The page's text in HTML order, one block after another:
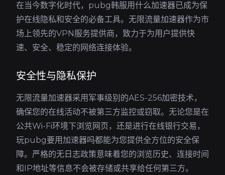
在当今数字化时代，pubg韩服用什么加速器已成为保
护在线隐私和安全的必备工具。无限流量加速器作为市
场上领先的VPN服务提供商，致力于为用户提供快
速、安全、稳定的网络连接体验。
安全性与隐私保护
无限流量加速器采用军事级别的AES-256加密技术，
确保您的在线活动不被第三方监控或窃取。无论您是在
公共Wi-Fi环境下浏览网页，还是进行在线银行交易，
玩pubg要用加速器吗都能为您提供全方位的安全保
障。严格的无日志政策意味着您的浏览历史、连接时间
和IP地址等信息不会被存储或共享给任何第三方。